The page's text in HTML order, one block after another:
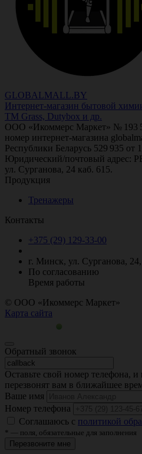
GLOBALMALL.BY
Интернет-магазин бытовой
ТМ Grass, Dutybox и др.
ООО «Икоммерс Маркет» № 193
номер интернет-магазина
Республики Беларусь 529 935 от
Юридический/почтовый адрес:
ул. Сурганова, 24 каб. 615.
Продукция
Тренажеры
Контакты
+375 (29) 129-33-00
г. Минск, ул. Сурганова,
По согласованию
Время работы
© ООО «Икоммерс Маркет»
Карта сайта
Обратный звонок
Оставьте свой номер телефона,
перезвонят вам в ближайшее
Ваше имя
Номер телефона
Соглашаюсь с политикой
* — поля, обязательные для заполнения
Перезвоните мне